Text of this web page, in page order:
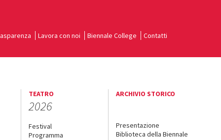
Lavora con noi Biennale College Contatti
TEATRO
2026
Festival
Programma
ARCHIVIO STORICO
Presentazione
Biblioteca della Biennale